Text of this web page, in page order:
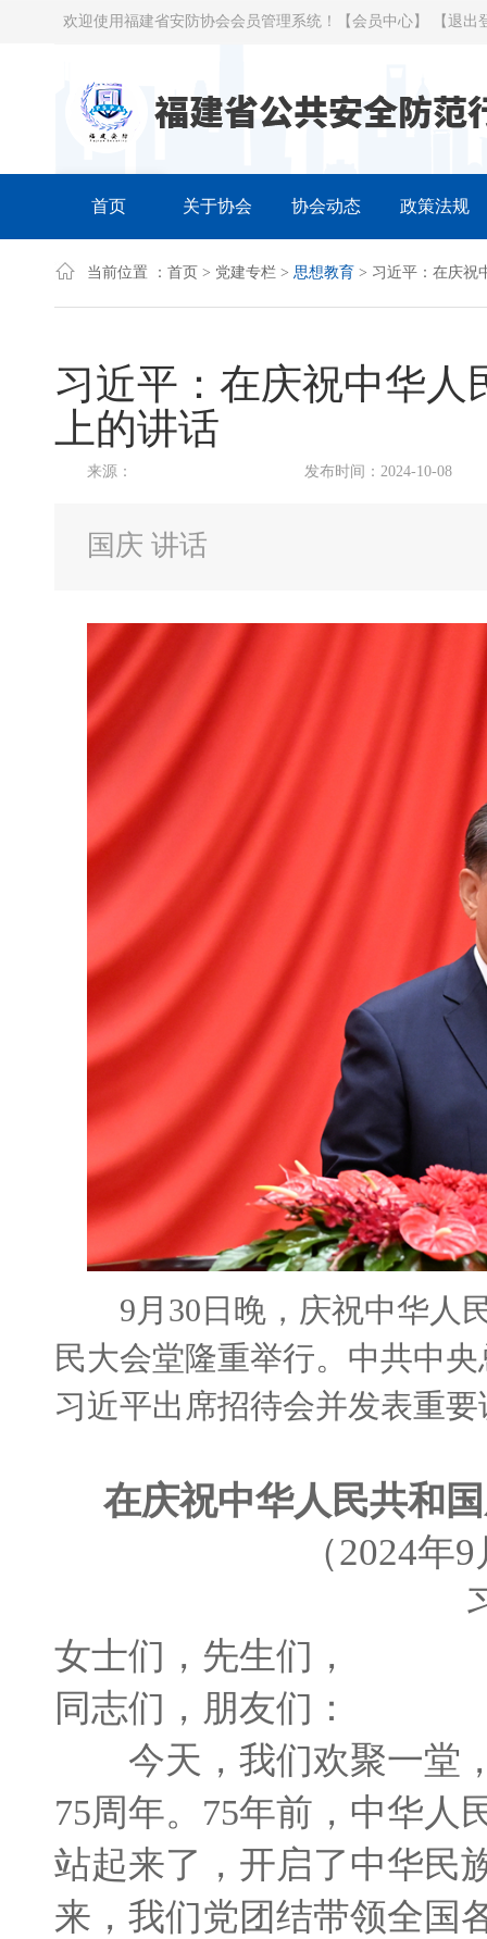
欢迎使用福建省安防协会会员管理系统！ 【会员中心】 【退出
首页 关于协会 协会动态 政策法规
当前位置 ： 首页 > 党建专栏 > 思想教育 > 习近平：在庆祝
习近平：在庆祝中华人
上的讲话
来源： 发布时间：2024-10-08
国庆 讲话
9月30日晚，庆祝中华人民
民大会堂隆重举行。中共中
习近平出席招待会并发表重
在庆祝中华人民共和
（2024年
女士们，先生们，
同志们，朋友们：
今天，我们欢聚一堂，
75周年。75年前，中华人
站起来了，开启了中华民
来，我们党团结带领全国